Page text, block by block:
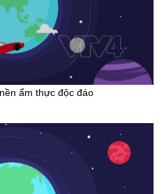
ẩm thực độc đáo